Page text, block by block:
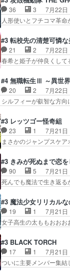
恋太郎正解らしい… ①
教師…フラグを… どう
る新ヒロイン…
を狙っているのか、弟
100%善意で絡んでく
魔法特化で基礎体力
然にに求めていたの
こいつもカラフルなだ
参加しなかった人気に…
36 3
7月22日
人形使いとフチコマ
2029年の科学文明に
効果音がいい。私が思
のハラハラ感。犯人
の本物なのか分から
OVAならアリかな。
釘付けだった。皆人形
ては悪くないと思い…
#3 転校先の清楚可憐
21 2
7月22日
春希と姫子が仲良く
堂さんが女性だってこ
んと三岳さんがラスト
のコンビニに行った
園物のラブコメ元々
久」役で出演してまー
に家事の負担がかかっ
って妹扱い止まりそう
#4 無職転生Ⅲ ～異世
20 2
7月22日
シルフィーが叡智な
ンダイチャンネルで視
腹立つなぁルーデウス
は後に何らかの際に
ャ、、、なんと末恐
しゃあない。狂犬かく
ハーレムではなく、真
くEDだけやね。アイシ
#3 レッツゴー怪奇組
23 1
7月21日
まさかのジャンプス
ャ子の従姉妹シュラ子
いの新キャラ登場で、
のいとこかわいい今
くしゃみと鼻水が止
をちびっ子にしたあ
怖い。ライバルキャラ
を乗せるな笑なんてモ
#3 きみが死ぬまで恋
90 5
7月21日
死んでも魔法で生き返
ミ、最後のその顔は
間なのかも怪しい戦闘
／原画で参加させて
リの全裸だーーーー
芽吹く百合の花。ミミ
ってシーナがミミの人
してくるとは思わん…
#3 魔法少女リリカル
19 1
7月21日
女子高生の太ももお
瀬シイナと夜海トワ』
と出逢い炎の魔人の能
ナ、トワと出会う親
が登場したけど公式
#3 BLACK TORCH
17 1
7月21日
ついに主要メンバー集